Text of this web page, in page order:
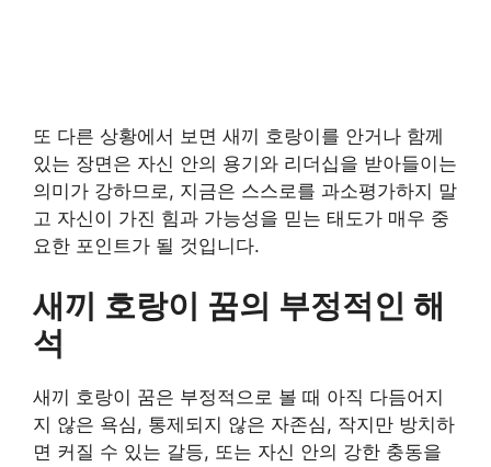
또 다른 상황에서 보면 새끼 호랑이를 안거나 함께
있는 장면은 자신 안의 용기와 리더십을 받아들이는
의미가 강하므로, 지금은 스스로를 과소평가하지 말
고 자신이 가진 힘과 가능성을 믿는 태도가 매우 중
요한 포인트가 될 것입니다.
새끼 호랑이 꿈의 부정적인 해
석
새끼 호랑이 꿈은 부정적으로 볼 때 아직 다듬어지
지 않은 욕심, 통제되지 않은 자존심, 작지만 방치하
면 커질 수 있는 갈등, 또는 자신 안의 강한 충동을